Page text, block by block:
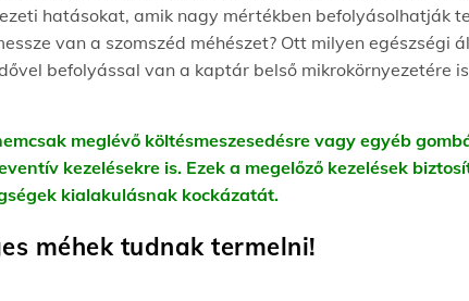
hatásokat, amik nagy mértékben befolyásolhatják
van a szomszéd méhészet? Ott milyen egészségi
befolyással van a kaptár belső mikrokörnyezetére
meglévő költésmeszesedésre vagy egyéb
kezelésekre is. Ezek a megelőző kezelések
kialakulásnak kockázatát.
méhek tudnak termelni!